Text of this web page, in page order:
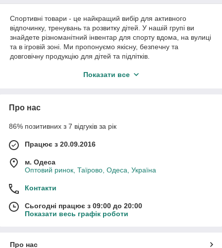
Спортивні товари - це найкращий вибір для активного
відпочинку, тренувань та розвитку дітей. У нашій групі ви
знайдете різноманітний інвентар для спорту вдома, на вулиці
та в ігровій зоні. Ми пропонуємо якісну, безпечну та
довговічну продукцію для дітей та підлітків.
ігор на свіжому повітрі.
ігор та шкільних занять.
Баскетбольні м'ячі
ігор.
Батути
Скакалки– легкі та зручні для стрибків, покращують
витривалість та спритність.
Показати все
Про нас
86% позитивних з 7 відгуків за рік
Працює з 20.09.2016
м. Одеса
Оптовий ринок, Таїрово, Одеса, Україна
Контакти
Сьогодні працює з 09:00 до 20:00
Показати весь графік роботи
Про нас